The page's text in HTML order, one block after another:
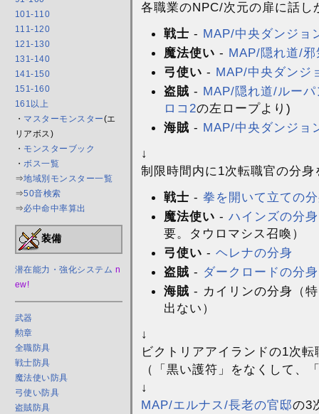
101-110
111-120
121-130
131-140
141-150
151-160
161以上
・ マスターモンスター(エ
リアボス)
・ モンスターブック
・ ボス一覧
⇒地域別モンスター一覧
⇒50音検索
⇒必中命中率算出
装備
潜在能力・強化システム n
ew!
武器
勲章
全職防具
戦士防具
魔法使い防具
弓使い防具
盗賊防具
各職業のNPC/次元の扉に話し
戦士 - MAP/中央ダンジョ
魔法使い - MAP/隠れ道/
弓使い - MAP/中央ダンジ
盗賊 - MAP/隠れ道/ルーパ
ロコ2の左ロープより)
海賊 - MAP/中央ダンジョ
↓
制限時間内に1次転職官の分
戦士 - 拳を開いて立ての
魔法使い - ハインズの分身
要。タウロマシス召喚）
弓使い - ヘレナの分身
盗賊 - ダークロードの分身
海賊 - カイリンの分身（
出ない）
↓
ビクトリアアイランドの1次
（「黒い護符」をなくして、
↓
MAP/エルナス/長老の官邸の3